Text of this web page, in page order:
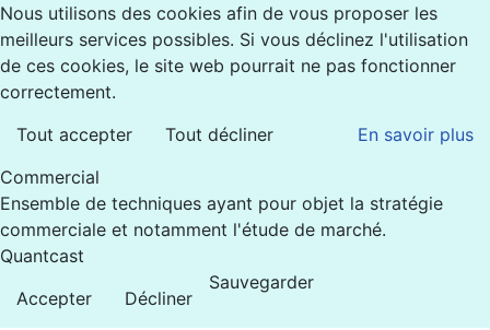
Nous utilisons des cookies afin de vous proposer les
meilleurs services possibles. Si vous déclinez l'utilisation
de ces cookies, le site web pourrait ne pas fonctionner
correctement.
Tout accepter
Tout décliner
En savoir plus
Commercial
Ensemble de techniques ayant pour objet la stratégie
commerciale et notamment l'étude de marché.
Quantcast
Accepter
Décliner
Sauvegarder